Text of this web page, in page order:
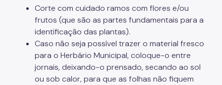
Corte com cuidado ramos com flores e/ou
frutos (que são as partes fundamentais para a
identificação das plantas).
Caso não seja possível trazer o material fresco
para o Herbário Municipal, coloque-o entre
jornais, deixando-o prensado, secando ao sol
ou sob calor, para que as folhas não fiquem